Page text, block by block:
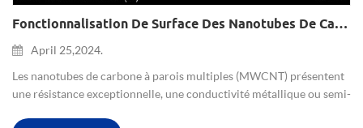
Fonctionnalisation De Surface Des Nanotubes De Carbone À Parois Multiples Et Applications
April 25,2024.
Les nanotubes de carbone à parois multiples (MWCNT) présentent
une résistance exceptionnelle, une conductivité métallique ou semi-